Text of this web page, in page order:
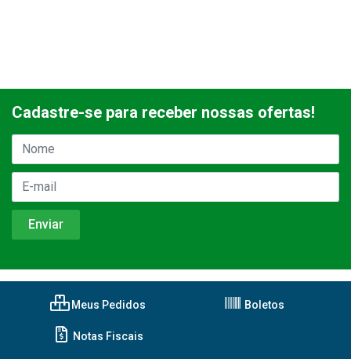
Cadastre-se para receber nossas ofertas!
Meus Pedidos Boletos
Notas Fiscais